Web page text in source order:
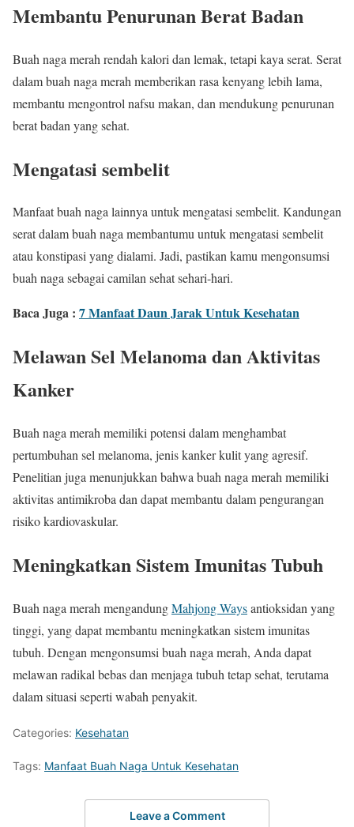
Membantu Penurunan Berat Badan
Buah naga merah rendah kalori dan lemak, tetapi kaya serat. Serat
dalam buah naga merah memberikan rasa kenyang lebih lama,
membantu mengontrol nafsu makan, dan mendukung penurunan
berat badan yang sehat.
Mengatasi sembelit
Manfaat buah naga lainnya untuk mengatasi sembelit. Kandungan
serat dalam buah naga membantumu untuk mengatasi sembelit
atau konstipasi yang dialami. Jadi, pastikan kamu mengonsumsi
buah naga sebagai camilan sehat sehari-hari.
Baca Juga : 7 Manfaat Daun Jarak Untuk Kesehatan
Melawan Sel Melanoma dan Aktivitas
Kanker
Buah naga merah memiliki potensi dalam menghambat
pertumbuhan sel melanoma, jenis kanker kulit yang agresif.
Penelitian juga menunjukkan bahwa buah naga merah memiliki
aktivitas antimikroba dan dapat membantu dalam pengurangan
risiko kardiovaskular.
Meningkatkan Sistem Imunitas Tubuh
Buah naga merah mengandungMahjong Waysantioksidan yang
tinggi, yang dapat membantu meningkatkan sistem imunitas
tubuh. Dengan mengonsumsi buah naga merah, Anda dapat
melawan radikal bebas dan menjaga tubuh tetap sehat, terutama
dalam situasi seperti wabah penyakit.
Categories: Kesehatan
Tags: Manfaat Buah Naga Untuk Kesehatan
Leave a Comment